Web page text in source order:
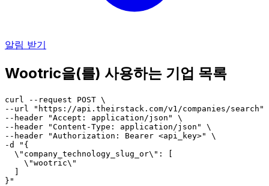
알림 받기
Wootric을(를) 사용하는 기업 목록
curl --request POST \
--url "https://api.theirstack.com/v1/companies/search"
--header "Accept: application/json" \
--header "Content-Type: application/json" \
--header "Authorization: Bearer <api_key>" \
-d "{
  \"company_technology_slug_or\": [
    \"wootric\"
  ]
}"